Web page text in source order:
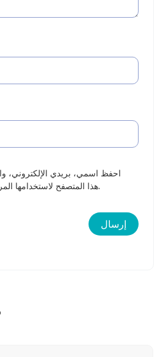
احفظ اسمي، بريدي الإلكتروني،
هذا المتصفح لاستخدامها المرة المقبلة في تعليقي.